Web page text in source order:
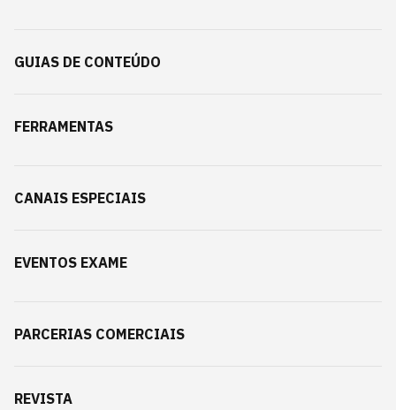
GUIAS DE CONTEÚDO
FERRAMENTAS
CANAIS ESPECIAIS
EVENTOS EXAME
PARCERIAS COMERCIAIS
REVISTA